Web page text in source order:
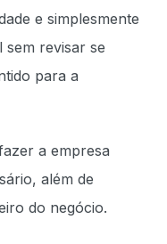
e simplesmente
sem revisar se
para a
a empresa
além de
do negócio.